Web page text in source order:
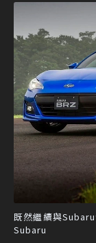
既然繼續與
Subaru